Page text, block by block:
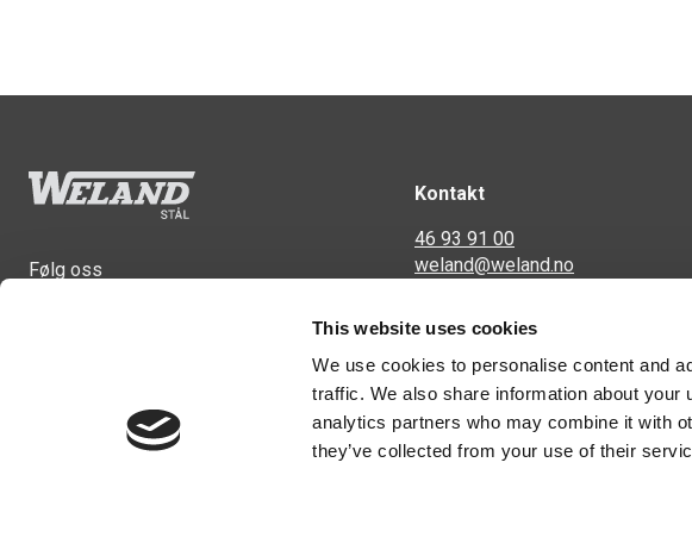
This website uses cookies
We use cookies to personalise content and
traffic. We also share information about
analytics partners who may combine it with
they’ve collected from your use of their
Følg oss
Kontakt
46 93 91 00
weland@weland.no
2016 Frogner